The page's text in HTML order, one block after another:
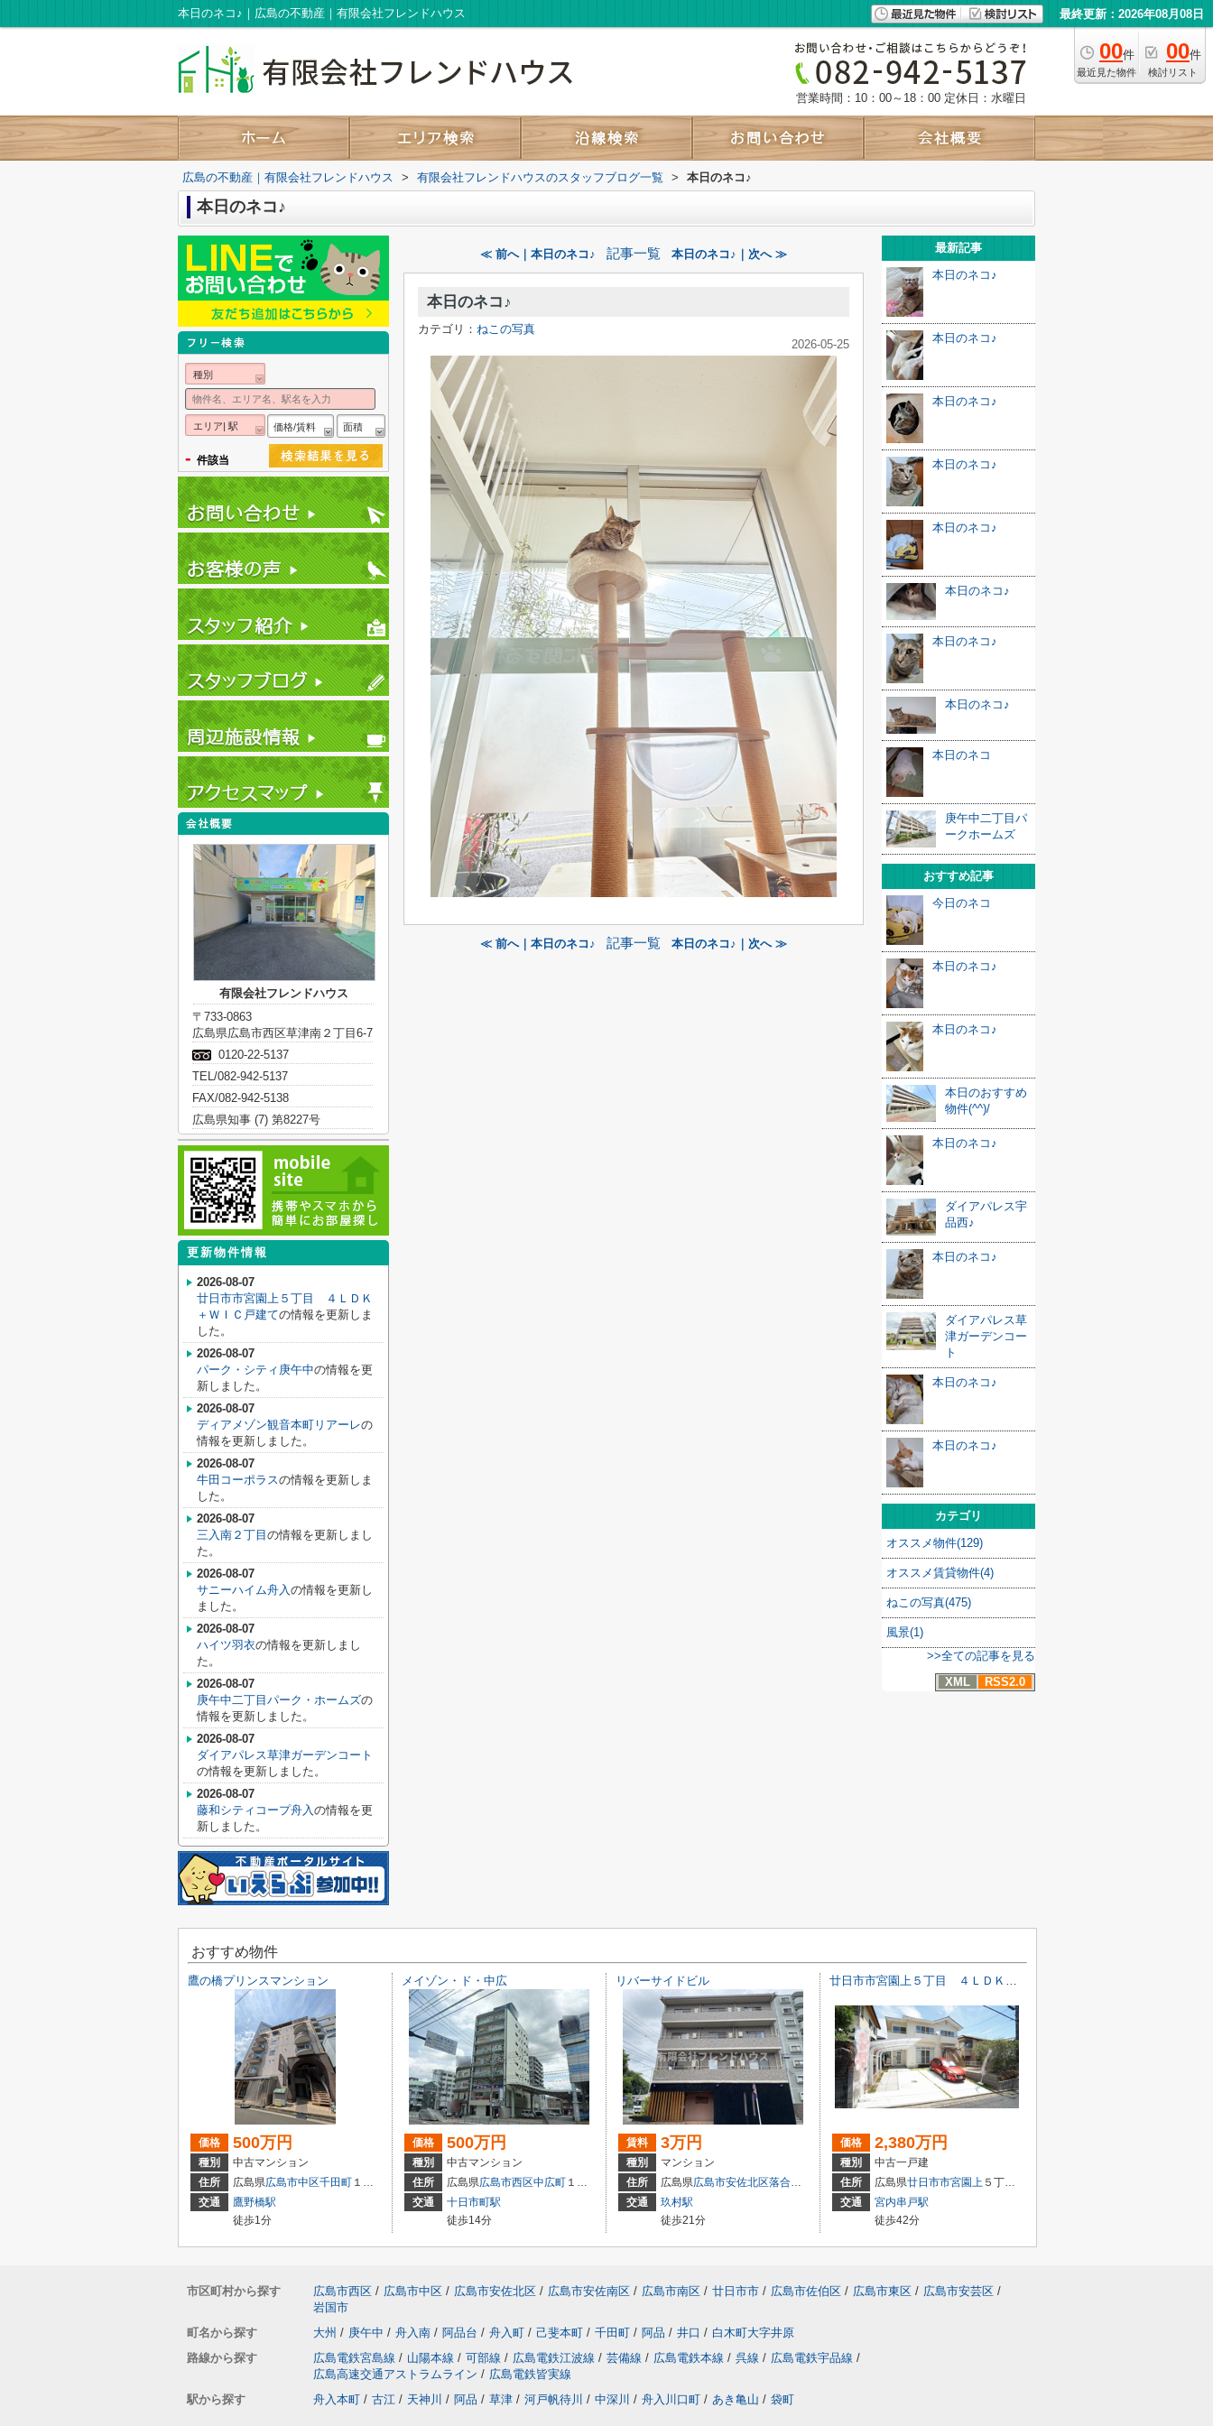
本日のネコ♪｜広島の不動産｜有限会社フレンドハウス 最終更新：2026年08月08日
00件
最近見た物件
00件
検討リスト
営業時間：10：00～18：00 定休日：水曜日
広島の不動産｜有限会社フレンドハウス > 有限会社フレンドハウスのスタッフブログ一覧 > 本日のネコ♪
本日のネコ♪
≪ 前へ｜本日のネコ♪ 記事一覧 本日のネコ♪｜次へ ≫
本日のネコ♪
カテゴリ： ねこの写真
2026-05-25
≪ 前へ｜本日のネコ♪ 記事一覧 本日のネコ♪｜次へ ≫
最新記事
本日のネコ♪
本日のネコ♪
本日のネコ♪
本日のネコ♪
本日のネコ♪
本日のネコ♪
本日のネコ♪
本日のネコ♪
本日のネコ
庚午中二丁目パ
ークホームズ
おすすめ記事
今日のネコ
本日のネコ♪
本日のネコ♪
本日のおすすめ
物件(^^)/
本日のネコ♪
ダイアパレス宇
品西♪
本日のネコ♪
ダイアパレス草
津ガーデンコー
ト
本日のネコ♪
本日のネコ♪
カテゴリ
オススメ物件(129)
オススメ賃貸物件(4)
ねこの写真(475)
風景(1)
>>全ての記事を見る
XML
RSS2.0
種別
エリア| 駅 価格/賃料 面積
- 件該当
有限会社フレンドハウス
〒733-0863
広島県広島市西区草津南２丁目6-7
0120-22-5137
TEL/082-942-5137
FAX/082-942-5138
広島県知事 (7) 第8227号
更新物件情報
2026-08-07
廿日市市宮園上５丁目 ４ＬＤＫ
＋ＷＩＣ戸建ての情報を更新しま
した。
2026-08-07
パーク・シティ庚午中の情報を更
新しました。
2026-08-07
ディアメゾン観音本町リアーレの
情報を更新しました。
2026-08-07
牛田コーポラスの情報を更新しま
した。
2026-08-07
三入南２丁目 の情報を更新しまし
た。
2026-08-07
サニーハイム舟入の情報を更新し
ました。
2026-08-07
ハイツ羽衣の情報を更新しまし
た。
2026-08-07
庚午中二丁目パーク・ホームズの
情報を更新しました。
2026-08-07
ダイアパレス草津ガーデンコート
の情報を更新しました。
2026-08-07
藤和シティコープ舟入の情報を更
新しました。
おすすめ物件
鷹の橋プリンスマンション
価格 500万円
種別
中古マンション
住所
広島県広島市中区千田町 １丁目3-9
交通
鷹野橋駅
徒歩1分
メイゾン・ド・中広
価格 500万円
種別
中古マンション
住所
広島県広島市西区中広町 １丁目3-18
交通
十日市町駅
徒歩14分
リバーサイドビル
賃料 3万円
種別
マンション
住所
広島県広島市安佐北区落合南
２丁目1-18
交通
玖村駅
徒歩21分
廿日市市宮園上５丁目 ４ＬＤＫ＋ＷＩＣ戸建て
価格 2,380万円
種別
中古一戸建
住所
広島県廿日市市宮園上 ５丁目4-27
交通
宮内串戸駅
徒歩42分
市区町村から探す 広島市西区 / 広島市中区 / 広島市安佐北区 / 広島市安佐南区 / 広島市南区 / 廿日市市 / 広島市佐伯区 / 広島市東区 / 広島市安芸区 /
岩国市
町名から探す
大州 / 庚午中 / 舟入南 / 阿品台 / 舟入町 / 己斐本町 / 千田町 / 阿品 / 井口 / 白木町大字井原
路線から探す
広島電鉄宮島線 / 山陽本線 / 可部線 / 広島電鉄江波線 / 芸備線 / 広島電鉄本線 / 呉線 / 広島電鉄宇品線 /
広島高速交通アストラムライン / 広島電鉄皆実線
駅から探す
舟入本町 / 古江 / 天神川 / 阿品 / 草津 / 河戸帆待川 / 中深川 / 舟入川口町 / あき亀山 / 袋町